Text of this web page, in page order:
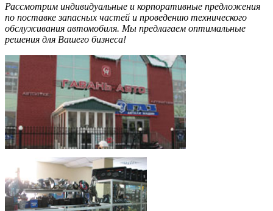
Рассмотрим индивидуальные и корпоративные предложения
по поставке запасных частей и проведению технического
обслуживания автомобиля. Мы предлагаем оптимальные
решения для Вашего бизнеса!